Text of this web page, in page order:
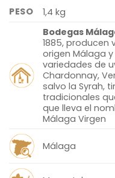
PESO
1,4 kg
Bodegas
1885, producen
origen Málaga
variedades de
Chardonnay,
salvo la Syrah,
tradicionales
que lleva el
Málaga Virgen
Málaga